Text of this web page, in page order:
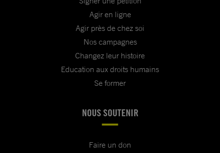
Agir en ligne
Agir près de chez soi
Nos campagnes
Changez leur histoire
Education aux droits humains
Se former
NOUS SOUTENIR
Faire un don